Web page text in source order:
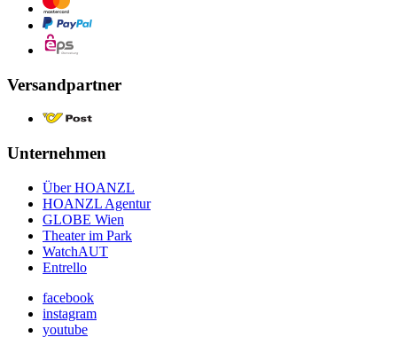
Versandpartner
Unternehmen
Über HOANZL
HOANZL Agentur
GLOBE Wien
Theater im Park
WatchAUT
Entrello
facebook
instagram
youtube